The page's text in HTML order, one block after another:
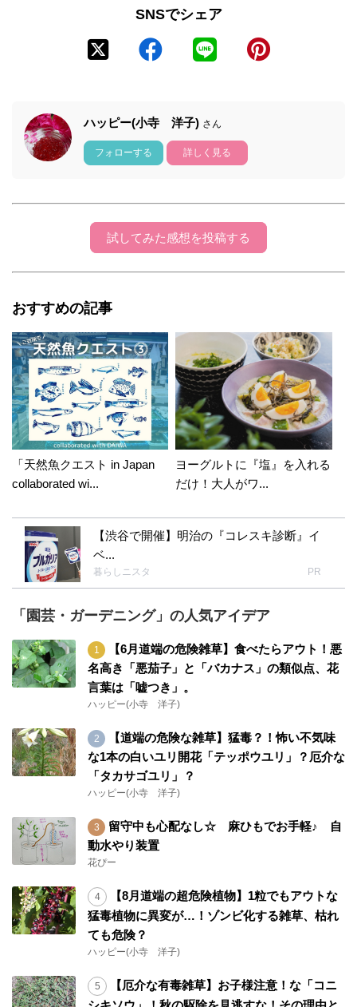
SNSでシェア
ハッピー(小寺 洋子) さん
フォローする 詳しく見る
試してみた感想を投稿する
おすすめの記事
「天然魚クエスト in Japan
collaborated wi...
ヨーグルトに『塩』を入れる
だけ！大人がワ...
【渋谷で開催】明治の『コレスキ診断』イ
ベ...
暮らしニスタ PR
「園芸・ガーデニング」の人気アイデア
【6月道端の危険雑草】食べたらアウト！悪
名高き「悪茄子」と「バカナス」の類似点、花
言葉は「嘘つき」。
ハッピー(小寺 洋子)
【道端の危険な雑草】猛毒？！怖い不気味
な1本の白いユリ開花「テッポウユリ」？厄介な
「タカサゴユリ」？
ハッピー(小寺 洋子)
留守中も心配なし☆ 麻ひもでお手軽♪ 自
動水やり装置
花ぴー
【8月道端の超危険植物】1粒でもアウトな
猛毒植物に異変が…！ゾンビ化する雑草、枯れ
ても危険？
ハッピー(小寺 洋子)
【厄介な有毒雑草】お子様注意！な「コニ